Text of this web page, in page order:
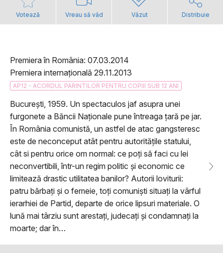
Votează Vreau să văd Văzut Distribuie
Premiera în România: 07.03.2014
Premiera internațională 29.11.2013
AP12 - ACORDUL PARINTILOR PENTRU COPIII SUB 12 ANI
București, 1959. Un spectaculos jaf asupra unei
furgonete a Băncii Naționale pune întreaga țară pe jar.
În România comunistă, un astfel de atac gangsteresc
este de neconceput atât pentru autoritățile statului,
cât si pentru orice om normal: ce poți să faci cu lei
neconvertibili, într-un regim politic și economic ce
limitează drastic utilitatea banilor? Autorii loviturii:
patru bărbați și o femeie, toți comuniști situați la vârful
ierarhiei de Partid, departe de orice lipsuri materiale. O
lună mai târziu sunt arestați, judecați și condamnați la
moarte; dar în…